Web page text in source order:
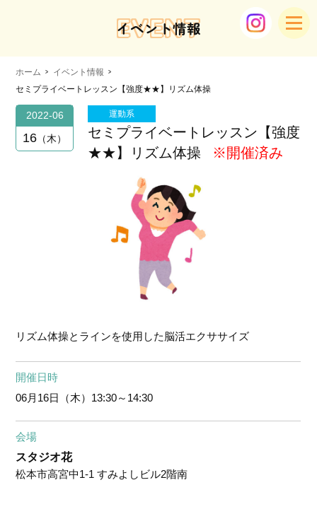
EVENT
イベント情報
ホーム
イベント情報
セミプライベートレッスン【強度★★】リズム体操
2022-06
16 木
運動系
セミプライベートレッスン【強度
★★】リズム体操
※開催済み
リズム体操とラインを使用した脳活エクササイズ
開催日時
06月16日（木） 13:30～14:30
会場
スタジオ花
松本市高宮中1-1 すみよしビル2階南